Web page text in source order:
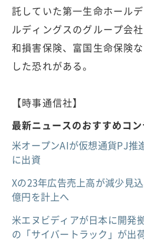
託していた第一生命ホール
ルディングスのグループ会
和損害保険、富国生命保険
した恐れがある。
【時事通信社】
最新ニュースのおすすめコ
米オープンAIが仮想通貨PJ推
に出資
Xの23年広告売上高が減少見
億円を計上へ
米エヌビディアが日本に開発
の「サイバートラック」が出